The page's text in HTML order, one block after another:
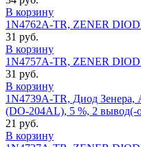
В корзину
1N4762A-TR, ZENER
31 руб.
В корзину
1N4757A-TR, ZENER
31 руб.
В корзину
1N4739A-TR, Диод Зенера,
(DO-204AL), 5 %, 2 вывод(-
21 руб.
В корзину